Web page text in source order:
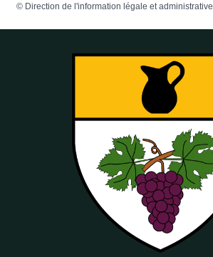
© Direction de l'information légale et administrative